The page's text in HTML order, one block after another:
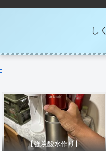
し
-
【強炭酸水作り】